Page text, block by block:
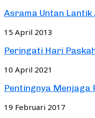
Asrama Untan
15 April 2013
Peringati Hari
10 April 2021
Pentingnya Menjaga
19 Februari 2017